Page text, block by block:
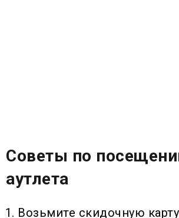
Советы по
аутлета
Возьмите скидочную